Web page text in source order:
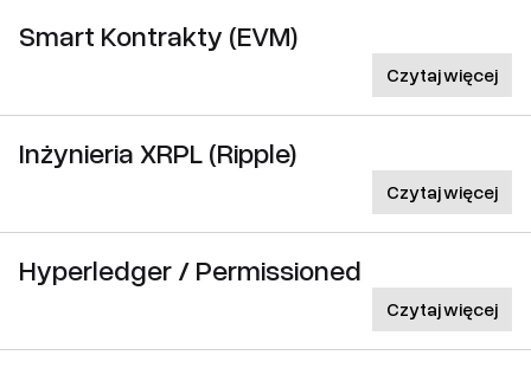
Smart Kontrakty (EVM)
Czytaj więcej
Inżynieria XRPL (Ripple)
Czytaj więcej
Hyperledger / Permissioned
Czytaj więcej